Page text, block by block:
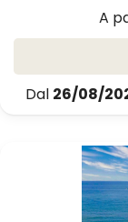
A
Dal 26/08/